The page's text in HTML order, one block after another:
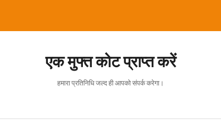
एक मुफ्त कोट प्राप्त करें
हमारा प्रतिनिधि जल्द ही आपको संपर्क करेगा।